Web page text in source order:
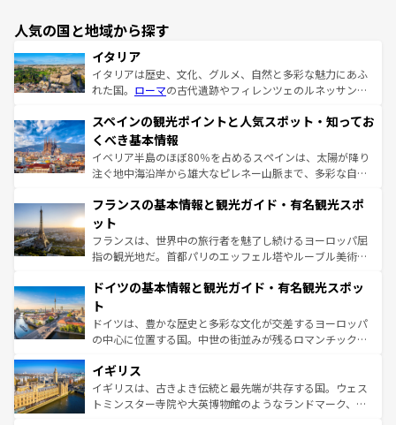
人気の国と地域から探す
イタリア
イタリアは歴史、文化、グルメ、自然と多彩な魅力にあふ
れた国。 ローマの古代遺跡やフィレンツェのルネッサンス
ろん、トスカーナの美しい田園風景やアマルフィ海岸の絶
景など、自然景観も見逃せない。観光の合間には、本場の
ピザやパスタなど、絶品のイタリア料理を堪能することも
できる。朝目覚めてから夜眠るまで、すべての瞬間を楽し
なお、新着のイタリア情報はコンテンツ一覧を参照してほ
しい。
スペインの観光ポイントと人気スポット・知ってお
くべき基本情報
イベリア半島のほぼ80％を占めるスペインは、太陽が降り
注ぐ地中海沿岸から雄大なピレネー山脈まで、多彩な自然
文化が根付くこの国では、情熱的なフラメンコ、熱気あふ
れる闘牛、そして美味しいタパスが生活の一部となってい
る。首都マドリードの洗練された雰囲気や、バルセロナの
アートに溢れた街角から、地方では古代ローマ遺跡や中世
せる。地方によって風土や気候が異なるスペインはその個
ンテンツ一覧 を参照してほしい。
フランスの基本情報と観光ガイド・有名観光スポ
ット
フランスは、世界中の旅行者を魅了し続けるヨーロッパ屈
指の観光地だ。首都パリのエッフェル塔やルーブル美術館
で、幅広い魅力が詰まっている。華麗な宮殿、歴史的な大
聖堂、美しいビーチ、そして豊かな自然が、訪れる者を心
から魅了する。また、フランスは美食の国としても知ら
れ、フランス料理はユネスコ無形文化遺産にも登録されて
香り高いラベンダー畑など、多彩な楽しみ方が可能だ。さ
らに、パリ以外の地域にも魅力が溢れており、どの街角に
も豊かな歴史と文化が息づいている。パリ以外の個性あふ
ドイツの基本情報と観光ガイド・有名観光スポッ
ト
ドイツは、豊かな歴史と多彩な文化が交差するヨーロッパ
の中心に位置する国。中世の街並みが残るロマンチック街
顔を持つこの国は、どこを歩いても飽きることがない。ベ
ルリンの文化的活気、バイエルン州のアルプスの絶景、そ
してライン川沿いのワイン畑といった風景は必見。ビール
イギリス
イギリスは、古きよき伝統と最先端が共存する国。ウェス
トミンスター寺院や大英博物館のようなランドマーク、歴